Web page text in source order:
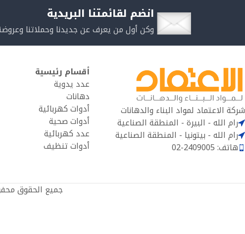
انضم لقائمتنا البريدية
وكن أول من يعرف عن جديدنا وحملاتنا
شركة الاعتماد لمواد البناء والدهانات
رام الله - البيرة - المنطقة الصناعية
رام الله - بيتونيا - المنطقة الصناعية
هاتف: 2409005-02
أقسام رئيسية
عدد يدوية
دهانات
أدوات كهربائية
أدوات صحية
عدد كهربائية
أدوات تنظيف
جميع الحقوق